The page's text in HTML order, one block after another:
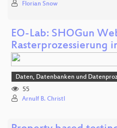
Florian Snow
EO-Lab: SHOGun
Rasterprozessierung
Daten, Datenbanken und
55
Arnulf B. Christl